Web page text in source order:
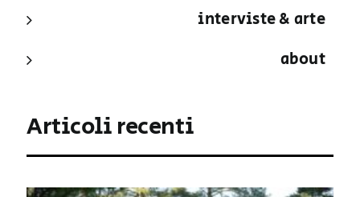
interviste & arte
about
Articoli recenti